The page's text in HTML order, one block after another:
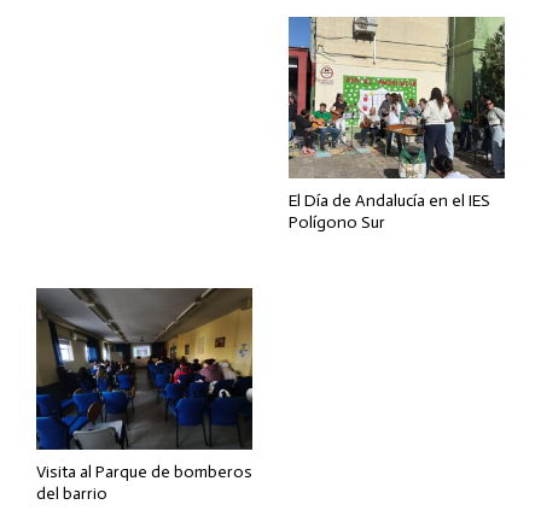
El Día de Andalucía en el IES
Polígono Sur
Visita al Parque de bomberos
del barrio